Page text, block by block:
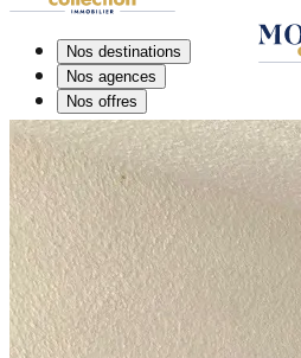
Nos destinations
Nos agences
Nos offres